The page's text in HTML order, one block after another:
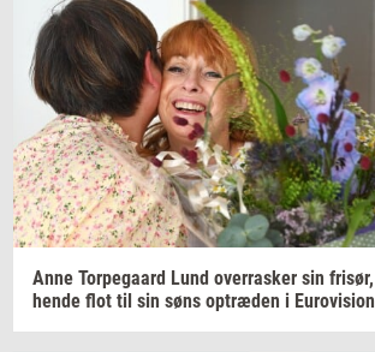
Anne Tor­pe­gaard Lund over­ra­sker sin fri­sør,
hende flot til sin søns op­træ­den i Eu­ro­vi­sion